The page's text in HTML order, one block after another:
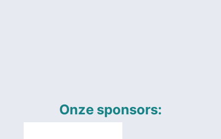
Onze sponsors: